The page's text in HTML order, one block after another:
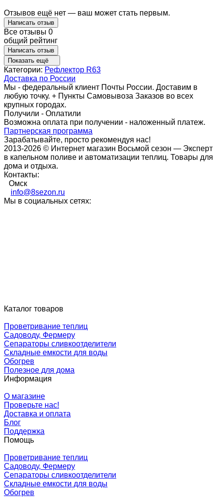
Отзывов ещё нет — ваш может стать первым.
Написать отзыв
Все отзывы 0
общий рейтинг
Написать отзыв
Показать ещё
Категории: Рефлектор R63
Доставка по России
Мы - федеральный клиент Почты России. Доставим в
любую точку. + Пункты Самовывоза Заказов во всех
крупных городах.
Получили - Оплатили
Возможна оплата при получении - наложенный платеж.
Партнерская программа
Зарабатывайте, просто рекомендуя нас!
2013-2026 © Интернет магазин Восьмой сезон — Эксперт
в капельном поливе и автоматизации теплиц. Товары для
дома и отдыха.
Контакты:
Омск
info@8sezon.ru
Мы в социальных сетях:
Каталог товаров
Проветривание теплиц
Садоводу, Фермеру
Сепараторы сливкоотделители
Складные емкости для воды
Обогрев
Полезное для дома
Информация
О магазине
Проверьте нас!
Доставка и оплата
Блог
Поддержка
Помощь
Проветривание теплиц
Садоводу, Фермеру
Сепараторы сливкоотделители
Складные емкости для воды
Обогрев